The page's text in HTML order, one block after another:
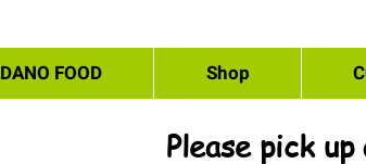
DANO FOOD Shop
Please pick